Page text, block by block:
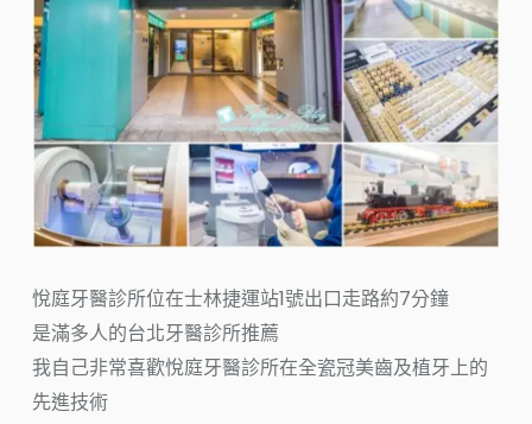
悅庭牙醫診所位在士林捷運站1號出口走路約7分鐘
是滿多人的台北牙醫診所推薦
我自己非常喜歡悅庭牙醫診所在全瓷冠美齒及植牙上的
先進技術